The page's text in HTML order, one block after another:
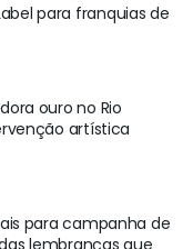
para franquias de
ouro no Rio
artística
para campanha de
lembranças que